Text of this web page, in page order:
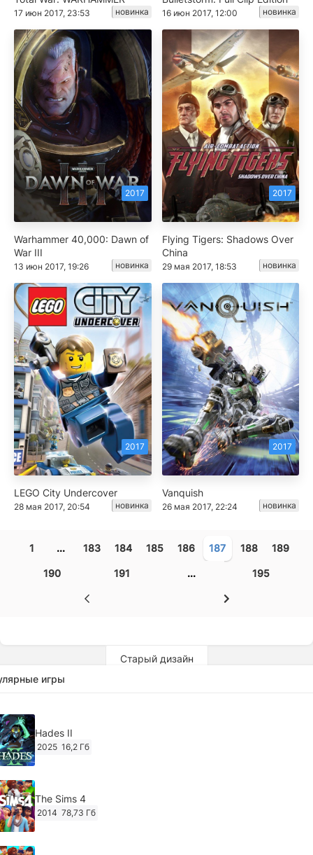
17 июн 2017, 23:53 новинка 16 июн 2017, 12:00 новинка
2017
Warhammer 40,000: Dawn of
War III
13 июн 2017, 19:26 новинка
2017
Flying Tigers: Shadows Over
China
29 мая 2017, 18:53 новинка
2017
LEGO City Undercover
28 мая 2017, 20:54 новинка
2017
Vanquish
26 мая 2017, 22:24 новинка
1 ... 183 184 185 186 187 188 189
190 191 ... 195
Старый дизайн
игры
Hades II
2025 16,2 Гб
The Sims 4
2014 78,73 Гб